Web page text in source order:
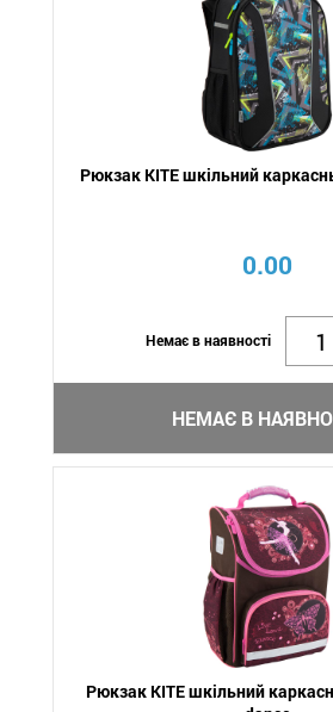
Рюкзак KITE шкільний
0.00
Немає в наявності
НЕМАЄ В
Рюкзак KITE шкільний